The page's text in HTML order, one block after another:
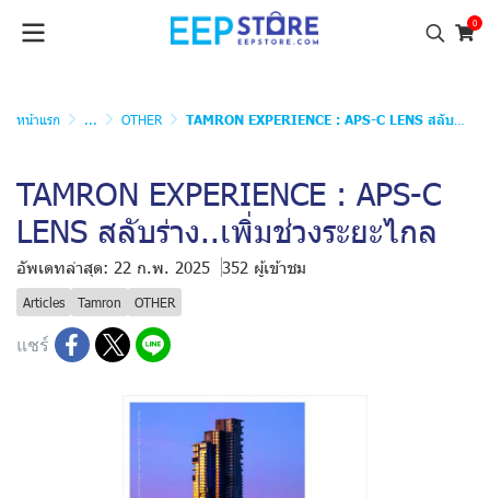
0
หน้าแรก ... OTHER TAMRON EXPERIENCE : APS-C LENS สลับร่าง..เพิ่มช่วงระยะไกล
TAMRON EXPERIENCE : APS-C
LENS สลับร่าง..เพิ่มช่วงระยะไกล
อัพเดทล่าสุด: 22 ก.พ. 2025 352 ผู้เข้าชม
Articles Tamron OTHER
แชร์